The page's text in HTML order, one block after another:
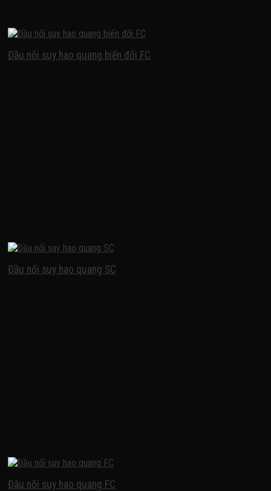
Đầu nối suy hao quang biến đổi FC
Đầu nối suy hao quang SC
Đầu nối suy hao quang FC